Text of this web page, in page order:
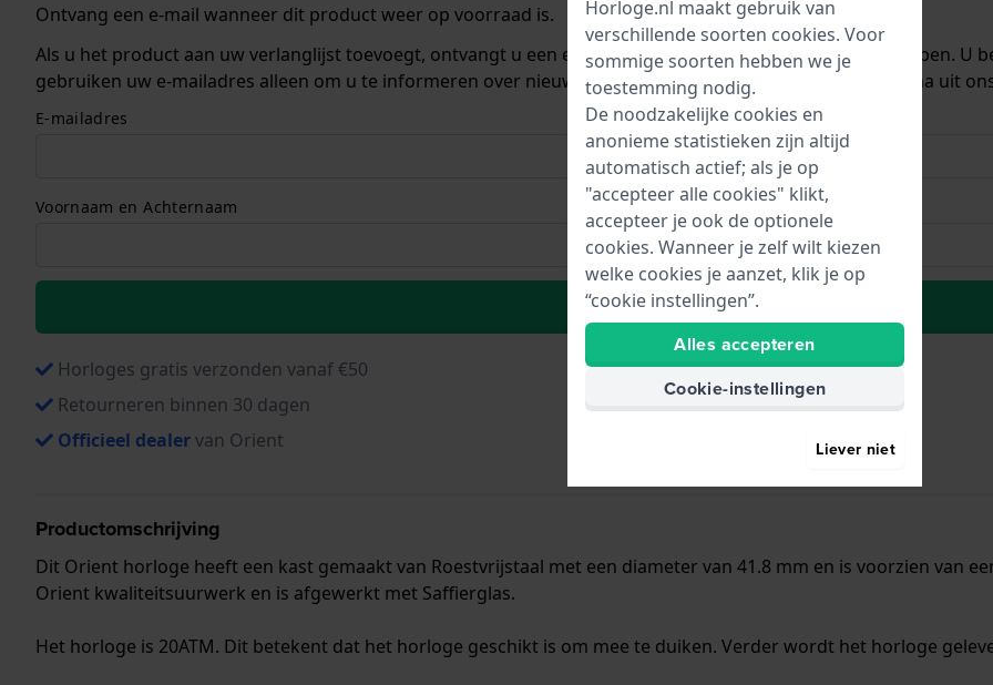
Ontvang een e-mail wanneer dit product weer op voorraad is.
Als u het product aan uw verlanglijst toevoegt, ontvangt u een e-mail zodra we het weer op voorraad hebben. U
gebruiken uw e-mailadres alleen om u te informeren over nieuwe voorraad. Het wordt onmiddellijk daarna uit
E-mailadres
Voornaam en Achternaam
Plaats in wenslijst
Horloges gratis verzonden vanaf €50
Retourneren binnen 30 dagen
Officieel dealervan Orient
Productomschrijving
Dit Orient horloge heeft een kast gemaakt van Roestvrijstaal met een diameter van 41.8 mm en is voorzien van
Orient kwaliteitsuurwerk en is afgewerkt met Saffierglas.
Het horloge is 20ATM. Dit betekent dat het horloge geschikt is om mee te duiken. Verder wordt het horloge
Horloge.nl maakt gebruik van
verschillende soorten cookies. Voor
sommige soorten hebben we je
toestemming nodig.
De noodzakelijke cookies en
anonieme statistieken zijn altijd
automatisch actief; als je op
"accepteer alle cookies" klikt,
accepteer je ook de optionele
cookies. Wanneer je zelf wilt kiezen
welke cookies je aanzet, klik je op
“cookie instellingen”.
Alles accepteren
Cookie-instellingen
Liever niet